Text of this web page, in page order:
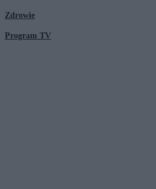
Zdrowie
Program TV